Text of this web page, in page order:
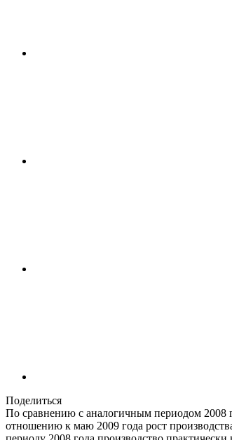
Поделиться
По сравнению с аналогичным периодом 2008
отношению к маю 2009 года рост